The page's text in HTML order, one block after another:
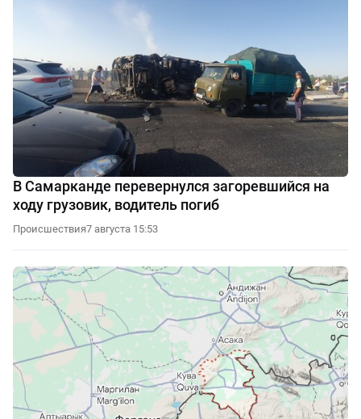
В Самарканде перевернулся загоревшийся на
ходу грузовик, водитель погиб
Происшествия7 августа 15:53